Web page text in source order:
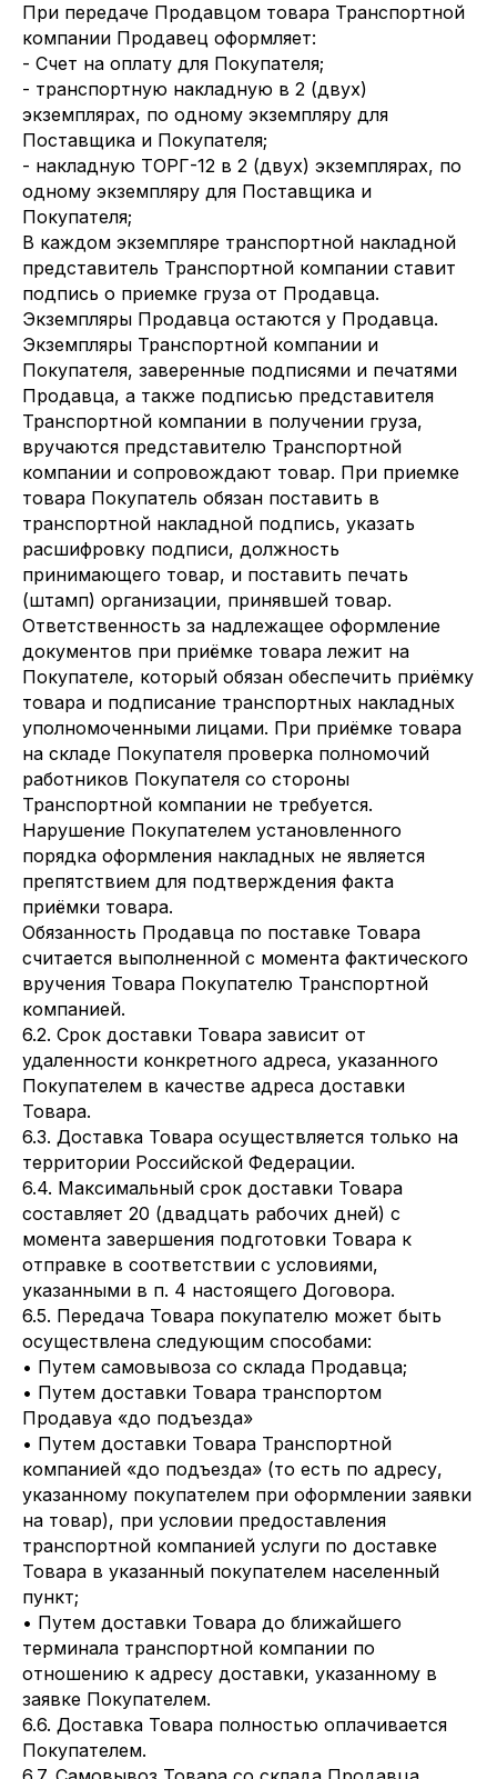
При передаче Продавцом товара Транспортной
компании Продавец оформляет:
- Счет на оплату для Покупателя;
- транспортную накладную в 2 (двух)
экземплярах, по одному экземпляру для
Поставщика и Покупателя;
- накладную ТОРГ-12 в 2 (двух) экземплярах, по
одному экземпляру для Поставщика и
Покупателя;
В каждом экземпляре транспортной накладной
представитель Транспортной компании ставит
подпись о приемке груза от Продавца.
Экземпляры Продавца остаются у Продавца.
Экземпляры Транспортной компании и
Покупателя, заверенные подписями и печатями
Продавца, а также подписью представителя
Транспортной компании в получении груза,
вручаются представителю Транспортной
компании и сопровождают товар. При приемке
товара Покупатель обязан поставить в
транспортной накладной подпись, указать
расшифровку подписи, должность
принимающего товар, и поставить печать
(штамп) организации, принявшей товар.
Ответственность за надлежащее оформление
документов при приёмке товара лежит на
Покупателе, который обязан обеспечить приёмку
товара и подписание транспортных накладных
уполномоченными лицами. При приёмке товара
на складе Покупателя проверка полномочий
работников Покупателя со стороны
Транспортной компании не требуется.
Нарушение Покупателем установленного
порядка оформления накладных не является
препятствием для подтверждения факта
приёмки товара.
Обязанность Продавца по поставке Товара
считается выполненной с момента фактического
вручения Товара Покупателю Транспортной
компанией.
6.2. Срок доставки Товара зависит от
удаленности конкретного адреса, указанного
Покупателем в качестве адреса доставки
Товара.
6.3. Доставка Товара осуществляется только на
территории Российской Федерации.
6.4. Максимальный срок доставки Товара
составляет 20 (двадцать рабочих дней) с
момента завершения подготовки Товара к
отправке в соответствии с условиями,
указанными в п. 4 настоящего Договора.
6.5. Передача Товара покупателю может быть
осуществлена следующим способами:
• Путем самовывоза со склада Продавца;
• Путем доставки Товара транспортом
Продавуа «до подъезда»
• Путем доставки Товара Транспортной
компанией «до подъезда» (то есть по адресу,
указанному покупателем при оформлении заявки
на товар), при условии предоставления
транспортной компанией услуги по доставке
Товара в указанный покупателем населенный
пункт;
• Путем доставки Товара до ближайшего
терминала транспортной компании по
отношению к адресу доставки, указанному в
заявке Покупателем.
6.6. Доставка Товара полностью оплачивается
Покупателем.